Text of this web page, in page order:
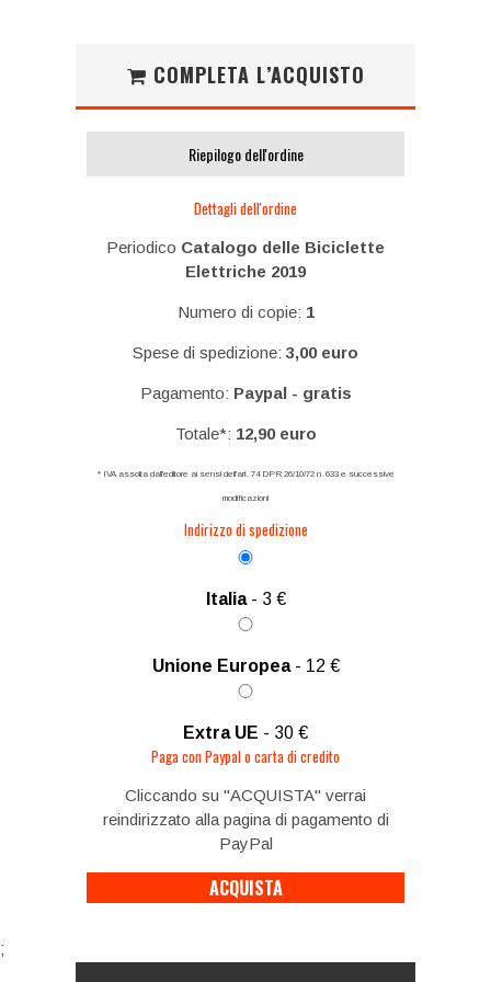
COMPLETA L’ACQUISTO
Riepilogo dell'ordine
Dettagli dell'ordine
Periodico Catalogo delle Biciclette
Elettriche 2019
Numero di copie: 1
Spese di spedizione: 3,00 euro
Pagamento: Paypal - gratis
Totale*: 12,90 euro
* IVA assolta dall'editore ai sensi dell'art. 74 DPR 26/10/72 n. 633 e successive
modificazioni
Indirizzo di spedizione
Italia- 3 €
Unione Europea- 12 €
Extra UE - 30 €
Paga con Paypal o carta di credito
Cliccando su "ACQUISTA" verrai
reindirizzato alla pagina di pagamento di
PayPal
;